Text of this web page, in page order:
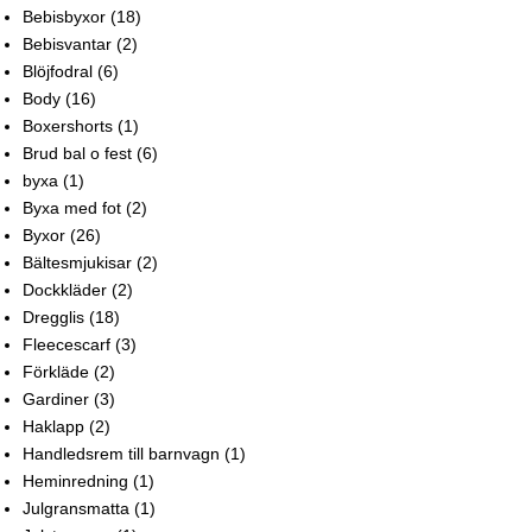
Bebisbyxor (18)
Bebisvantar (2)
Blöjfodral (6)
Body (16)
Boxershorts (1)
Brud bal o fest (6)
byxa (1)
Byxa med fot (2)
Byxor (26)
Bältesmjukisar (2)
Dockkläder (2)
Dregglis (18)
Fleecescarf (3)
Förkläde (2)
Gardiner (3)
Haklapp (2)
Handledsrem till barnvagn (1)
Heminredning (1)
Julgransmatta (1)